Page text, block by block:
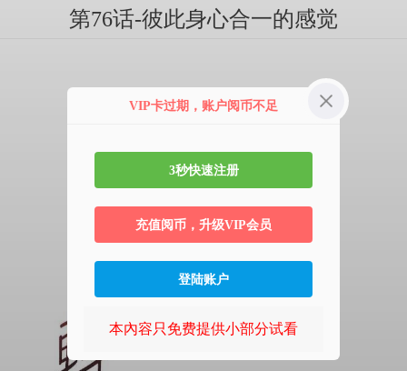
第76话-彼此身心合一的感觉
VIP卡过期，账户阅币不足
3秒快速注册
充值阅币，升级VIP会员
登陆账户
本內容只免费提供小部分试看